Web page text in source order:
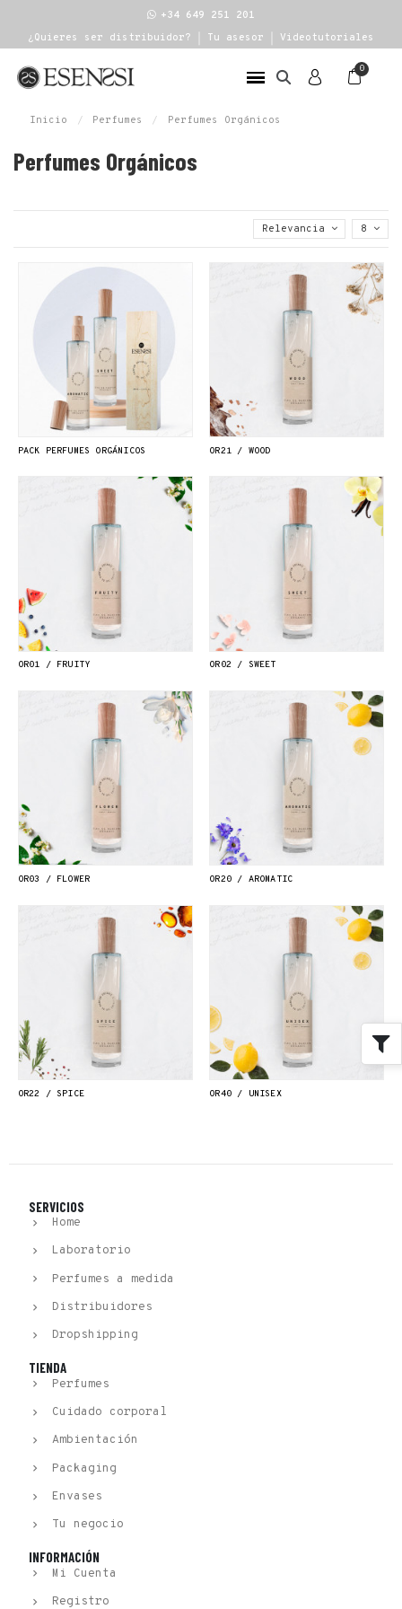
+34 649 251 201
¿Quieres ser distribuidor?
Tu asesor Videotutoriales
Inicio Perfumes Perfumes Orgánicos
Perfumes Orgánicos
Relevancia 8
PACK PERFUMES ORGÁNICOS OR21 / WOOD
OR01 / FRUITY OR02 / SWEET
OR03 / FLOWER OR20 / AROMATIC
OR22 / SPICE OR40 / UNISEX
SERVICIOS
Home
Laboratorio
Perfumes a medida
Distribuidores
Dropshipping
TIENDA
Perfumes
Cuidado corporal
Ambientación
Packaging
Envases
Tu negocio
INFORMACIÓN
Mi Cuenta
Registro